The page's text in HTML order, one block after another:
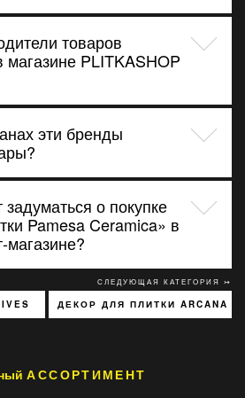
товаров
PLITKASHOP
эти бренды
о покупке
Pamesa Ceramica» в
магазине?
СЛЕДУЮЩАЯ КАТЕГОРИЯ ↣
ДЕКОР ДЛЯ ПЛИТКИ ARCANA
АССОРТИМЕНТ